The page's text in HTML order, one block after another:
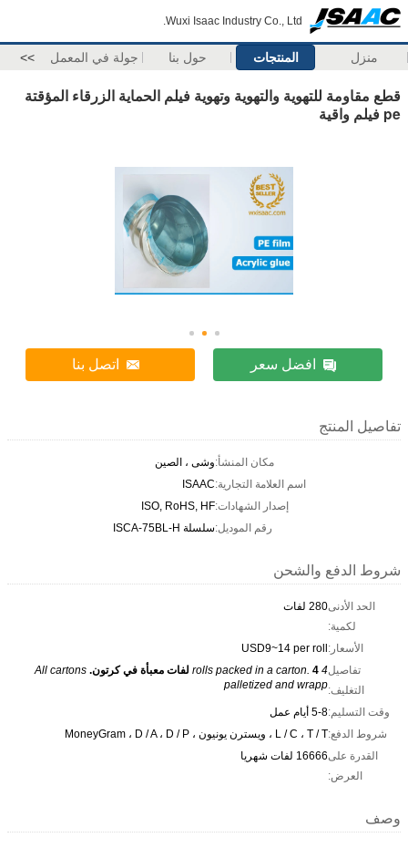
Wuxi Isaac Industry Co., Ltd.
منزل المنتجات حول بنا جولة في المعمل >>
قطع مقاومة للتهوية والتهوية وتهوية فيلم الحماية الزرقاء المؤقتة
pe فيلم واقية
افضل سعر اتصل بنا
تفاصيل المنتج
مكان المنشأ:وشى ، الصين
اسم العلامة التجارية:ISAAC
إصدار الشهادات:ISO, RoHS, HF
رقم الموديل:سلسلة ISCA-75BL-H
شروط الدفع والشحن
الحد الأدنى
لكمية:
280 لفات
الأسعار:USD9~14 per roll
تفاصيل
التغليف:
4 rolls packed in a carton. 4 لفات معبأة في كرتون.
All cartons
palletized and wrapp
وقت التسليم:5-8 أيام عمل
شروط الدفع:L / C ، T / T ، ويسترن يونيون ، MoneyGram ، D / A ، D / P
القدرة على
العرض:
16666 لفات شهريا
وصف